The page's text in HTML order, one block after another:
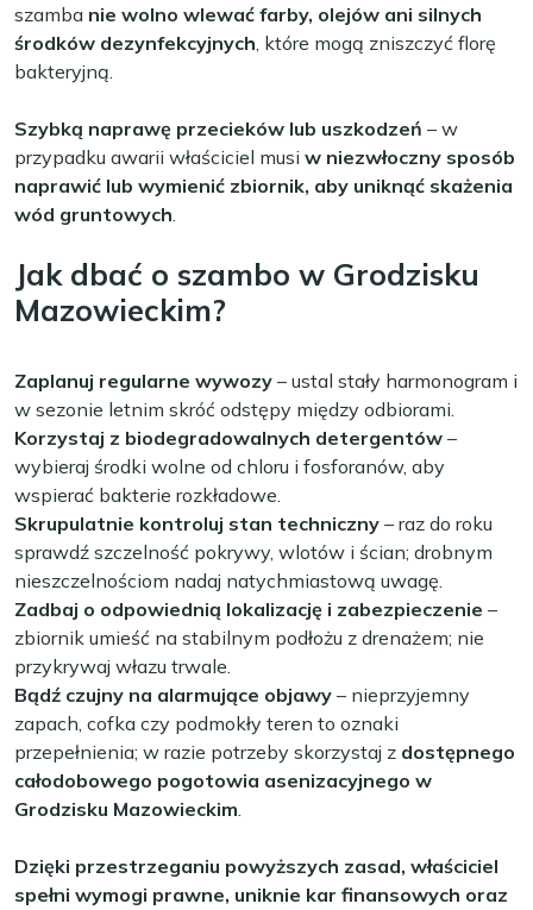
szamba nie wolno wlewać farby, olejów ani silnych
środków dezynfekcyjnych, które mogą zniszczyć florę
bakteryjną.
Szybką naprawę przecieków lub uszkodzeń – w
przypadku awarii właściciel musi w niezwłoczny sposób
naprawić lub wymienić zbiornik, aby uniknąć skażenia
wód gruntowych.
Jak dbać o szambo w Grodzisku
Mazowieckim?
Zaplanuj regularne wywozy – ustal stały harmonogram i
w sezonie letnim skróć odstępy między odbiorami.
Korzystaj z biodegradowalnych detergentów –
wybieraj środki wolne od chloru i fosforanów, aby
wspierać bakterie rozkładowe.
Skrupulatnie kontroluj stan techniczny – raz do roku
sprawdź szczelność pokrywy, wlotów i ścian; drobnym
nieszczelnościom nadaj natychmiastową uwagę.
Zadbaj o odpowiednią lokalizację i zabezpieczenie –
zbiornik umieść na stabilnym podłożu z drenażem; nie
przykrywaj włazu trwale.
Bądź czujny na alarmujące objawy – nieprzyjemny
zapach, cofka czy podmokły teren to oznaki
przepełnienia; w razie potrzeby skorzystaj z dostępnego
całodobowego pogotowia asenizacyjnego w
Grodzisku Mazowieckim.
Dzięki przestrzeganiu powyższych zasad, właściciel
spełni wymogi prawne, uniknie kar finansowych oraz